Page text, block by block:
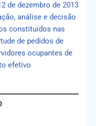
de dezembro de 2013
análise e decisão
constituídos nas
de pedidos de
ocupantes de
efetivo